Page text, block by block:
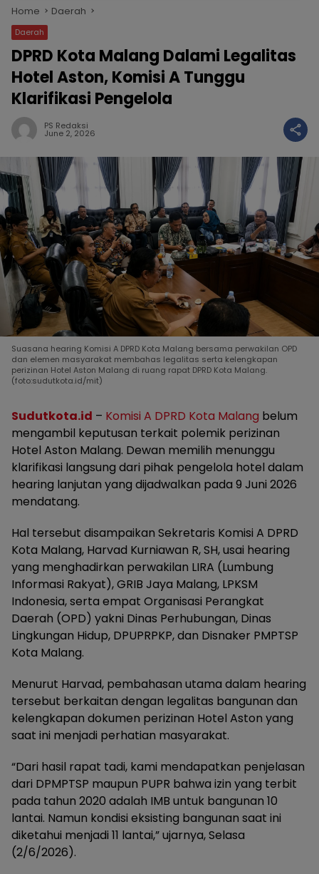
Home Daerah
Daerah
DPRD Kota Malang Dalami Legalitas
Hotel Aston, Komisi A Tunggu
Klarifikasi Pengelola
PS Redaksi
June 2, 2026
Suasana hearing Komisi A DPRD Kota Malang bersama perwakilan OPD
dan elemen masyarakat membahas legalitas serta kelengkapan
perizinan Hotel Aston Malang di ruang rapat DPRD Kota Malang.
(foto:sudutkota.id/mit)
Sudutkota.id – Komisi A DPRD Kota Malang belum
mengambil keputusan terkait polemik perizinan
Hotel Aston Malang. Dewan memilih menunggu
klarifikasi langsung dari pihak pengelola hotel dalam
hearing lanjutan yang dijadwalkan pada 9 Juni 2026
mendatang.
Hal tersebut disampaikan Sekretaris Komisi A DPRD
Kota Malang, Harvad Kurniawan R, SH, usai hearing
yang menghadirkan perwakilan LIRA (Lumbung
Informasi Rakyat), GRIB Jaya Malang, LPKSM
Indonesia, serta empat Organisasi Perangkat
Daerah (OPD) yakni Dinas Perhubungan, Dinas
Lingkungan Hidup, DPUPRPKP, dan Disnaker PMPTSP
Kota Malang.
Menurut Harvad, pembahasan utama dalam hearing
tersebut berkaitan dengan legalitas bangunan dan
kelengkapan dokumen perizinan Hotel Aston yang
saat ini menjadi perhatian masyarakat.
“Dari hasil rapat tadi, kami mendapatkan penjelasan
dari DPMPTSP maupun PUPR bahwa izin yang terbit
pada tahun 2020 adalah IMB untuk bangunan 10
lantai. Namun kondisi eksisting bangunan saat ini
diketahui menjadi 11 lantai,” ujarnya, Selasa
(2/6/2026).